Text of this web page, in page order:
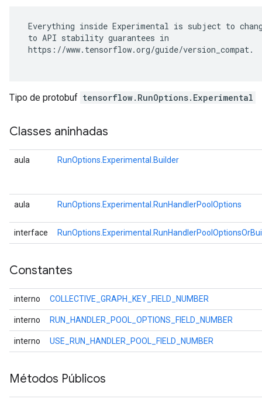
Everything inside Experimental is subject to
to API stability guarantees in
https://www.tensorflow.org/guide/version_compat.
Tipo de protobuf tensorflow.RunOptions.Experimental
Classes aninhadas
aula RunOptions.Experimental.Builder
aula RunOptions.Experimental.RunHandlerPoolOptions
interface
Constantes
interno COLLECTIVE_GRAPH_KEY_FIELD_NUMBER
interno RUN_HANDLER_POOL_OPTIONS_FIELD_NUMBER
interno USE_RUN_HANDLER_POOL_FIELD_NUMBER
Métodos Públicos